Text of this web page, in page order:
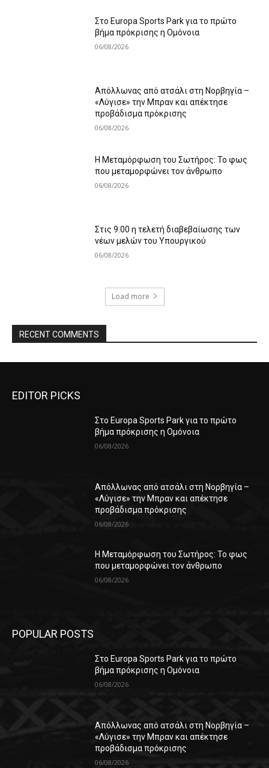
Στο Europa Sports Park για το πρώτο
βήμα πρόκρισης η Ομόνοια
06/08/2026
Απόλλωνας από ατσάλι στη Νορβηγία –
«Λύγισε» την Μπραν και απέκτησε
προβάδισμα πρόκρισης
06/08/2026
Η Μεταμόρφωση του Σωτήρος: Το φως
που μεταμορφώνει τον άνθρωπο
06/08/2026
Στις 9:00 η τελετή διαβεβαίωσης των
νέων μελών του Υπουργικού
06/08/2026
Load more
RECENT COMMENTS
EDITOR PICKS
Στο Europa Sports Park για το πρώτο
βήμα πρόκρισης η Ομόνοια
06/08/2026
Απόλλωνας από ατσάλι στη Νορβηγία –
«Λύγισε» την Μπραν και απέκτησε
προβάδισμα πρόκρισης
06/08/2026
Η Μεταμόρφωση του Σωτήρος: Το φως
που μεταμορφώνει τον άνθρωπο
06/08/2026
POPULAR POSTS
Στο Europa Sports Park για το πρώτο
βήμα πρόκρισης η Ομόνοια
06/08/2026
Απόλλωνας από ατσάλι στη Νορβηγία –
«Λύγισε» την Μπραν και απέκτησε
προβάδισμα πρόκρισης
06/08/2026